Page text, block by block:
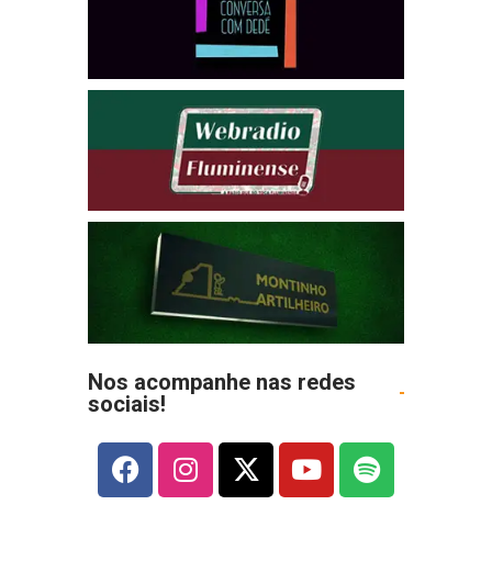
Nos acompanhe nas redes
sociais!